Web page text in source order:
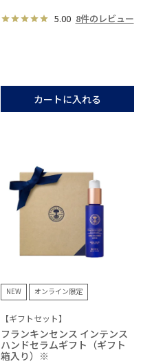
5.00 8件のレビュー
カートに入れる
NEW オンライン限定
【ギフトセット】
フランキンセンス インテンス
ハンドセラムギフト（ギフト
箱入り）※